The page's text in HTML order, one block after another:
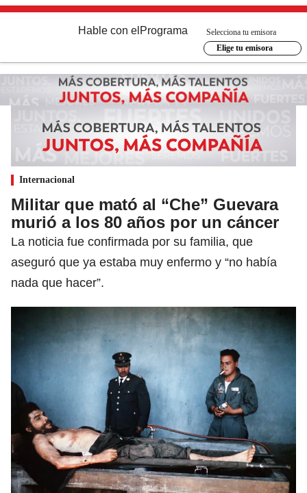
Hable con el Programa
Selecciona tu emisora
Elige tu emisora
Internacional
Militar que mató al “Che” Guevara
murió a los 80 años por un cáncer
La noticia fue confirmada por su familia, que
aseguró que ya estaba muy enfermo y “no había
nada que hacer”.